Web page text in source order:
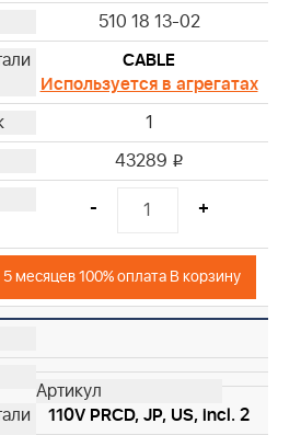
510 18 13-02
CABLE
Используется в агрегатах
1
43289 i
- +
месяцев 100% оплата В корзину
110V PRCD, JP, US, incl. 2